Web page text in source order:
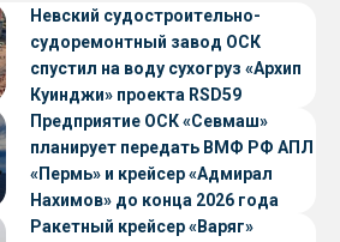
Невский судостроительно-
судоремонтный завод ОСК
спустил на воду сухогруз «Архип
Куинджи» проекта RSD59
Предприятие ОСК «Севмаш»
планирует передать ВМФ РФ АПЛ
«Пермь» и крейсер «Адмирал
Нахимов» до конца 2026 года
Ракетный крейсер «Варяг»